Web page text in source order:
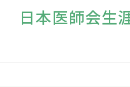
日本医師会生